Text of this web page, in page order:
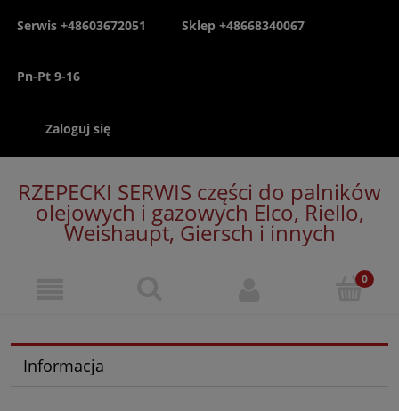
Serwis +48603672051 Sklep +48668340067
Pn-Pt 9-16
Zaloguj się
RZEPECKI SERWIS części do palników
olejowych i gazowych Elco, Riello,
Weishaupt, Giersch i innych
Informacja